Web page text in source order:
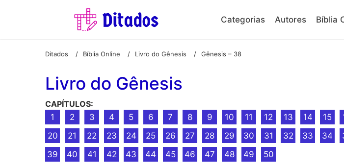
Categorias Autores Bíblia
Ditados / Bíblia Online / Livro do Gênesis / Gênesis – 38
Livro do Gênesis
CAPÍTULOS:
1
2 3 4 5 6 7 8 9 10 11 12 13 14 15
20
21 22 23 24 25 26 27 28 29 30 31 32 33 34
39
40 41 42 43 44 45 46 47 48 49 50